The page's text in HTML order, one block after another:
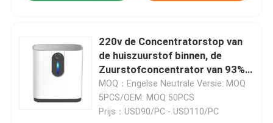
Huis
220v de Concentratorstop van
de huiszuurstof binnen, de
Zuurstofconcentrator van 93%
7l
MOQ：Engelse Neutrale Versie: MOQ
5PCS/OEM: MOQ 50PCS
Prijs：USD90/PC - USD110/PC